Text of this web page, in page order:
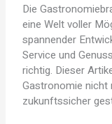
Die
eine Welt voller
spannender
Service und
richtig. Dieser
Gastronomie nicht
zukunftssicher